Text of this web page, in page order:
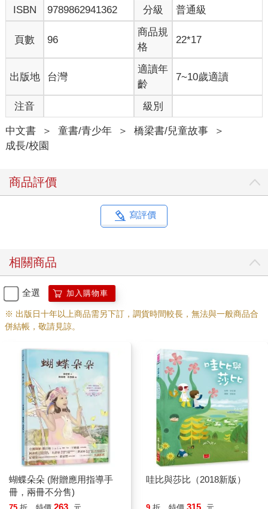
ISBN
9789862941362 分級 普通級
頁數 96
商品規
格
22*17
出版地 台灣
適讀年
齡
7~10歲適讀
注音 級別
中文書 ＞ 童書/青少年 ＞ 橋梁書/兒童故事
＞
成長/校園
商品評價
寫評價
相關商品
全選 加入購物車
※ 出版日十年以上商品需另下訂，調貨時間較長，無法與一般商品合
併結帳，敬請見諒。
蝴蝶朵朵 (附贈應用指導手
冊，兩冊不分售)
哇比與莎比（2018新版）